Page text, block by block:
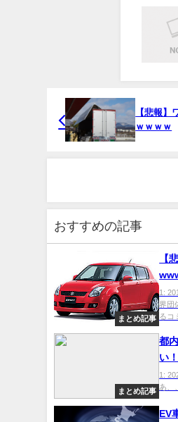
【悲報】
ｗｗｗｗ
おすすめの記事
まとめ記事
【
1:
界団
るコ
まとめ記事
都
い
ｗ
1:
あ、
EV